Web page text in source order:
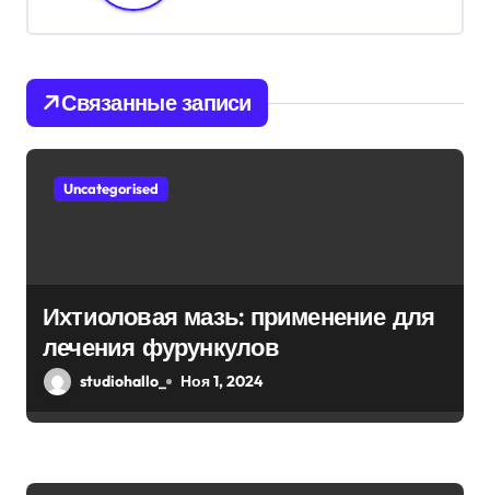
ц
и
я
п
п
и
с
я
Связанные записи
Uncategorised
Ихтиоловая мазь: применение для
лечения фурункулов
studiohallo_ Ноя 1, 2024